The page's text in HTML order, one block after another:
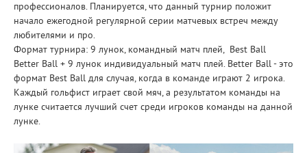
профессионалов. Планируется, что данный турнир положит
начало ежегодной регулярной серии матчевых встреч между
любителями и про.
Формат турнира: 9 лунок, командный матч плей, Best Ball
Better Ball + 9 лунок индивидуальный матч плей. Better Ball - это
формат Best Ball для случая, когда в команде играют 2 игрока.
Каждый гольфист играет свой мяч, а результатом команды на
лунке считается лучший счет среди игроков команды на данной
лунке.